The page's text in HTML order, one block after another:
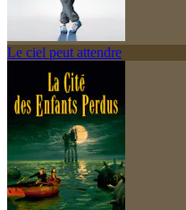
Le ciel peut attendre